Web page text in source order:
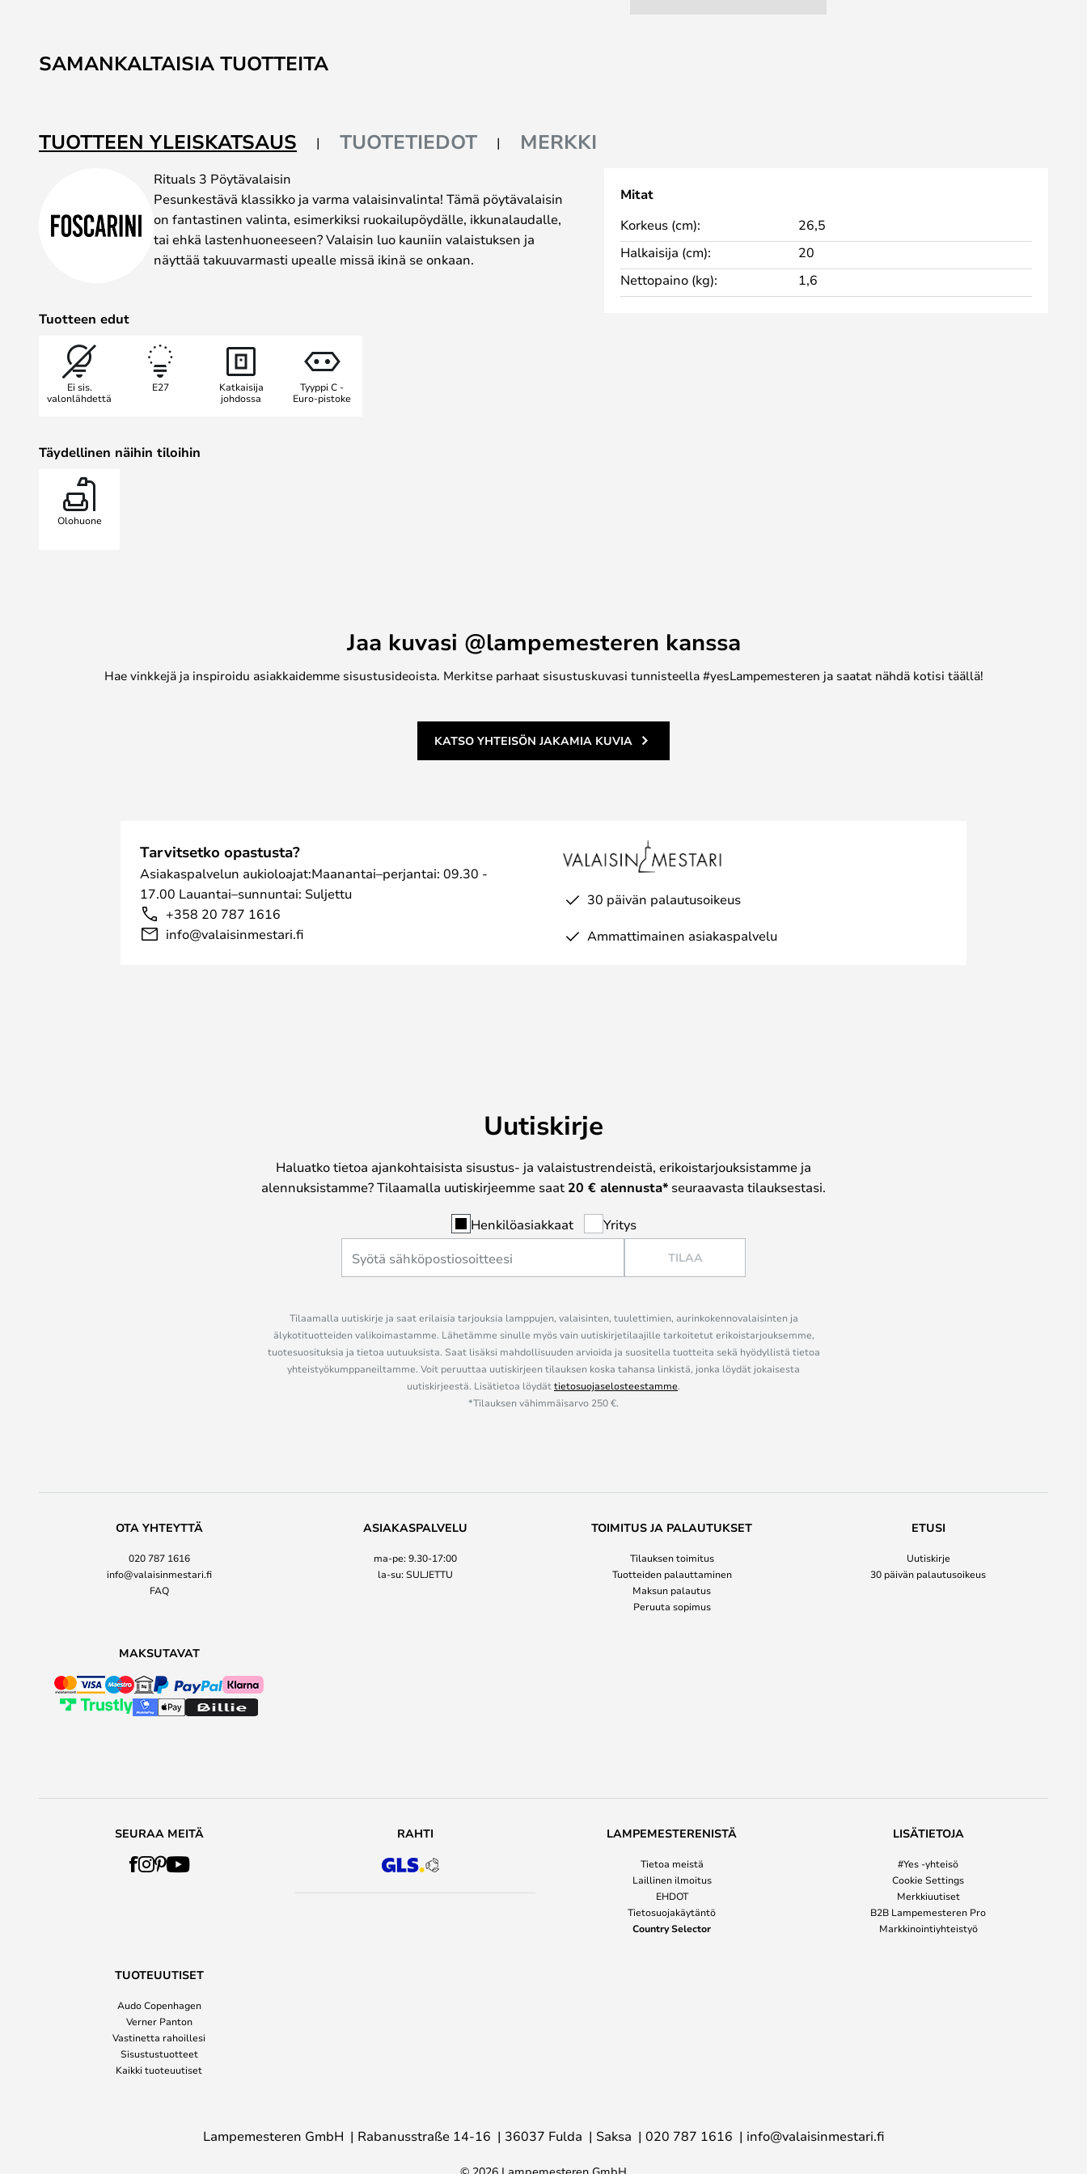
SAMANKALTAISIA TUOTTEITA
TUOTTEEN YLEISKATSAUS TUOTETIEDOT MERKKI
Rituals 3 Pöytävalaisin
Pesunkestävä klassikko ja varma valaisinvalinta! Tämä pöytävalaisin
on fantastinen valinta, esimerkiksi ruokailupöydälle, ikkunalaudalle,
tai ehkä lastenhuoneeseen? Valaisin luo kauniin valaistuksen ja
näyttää takuuvarmasti upealle missä ikinä se onkaan.
Tuotteen edut
Ei sis.
valonlähdettä
E27
Katkaisija
johdossa
Tyyppi C -
Euro-pistoke
Täydellinen näihin tiloihin
Olohuone
Mitat
Korkeus (cm):
26,5
Halkaisija (cm):
20
Nettopaino (kg):
1,6
Jaa kuvasi @lampemesteren kanssa
Hae vinkkejä ja inspiroidu asiakkaidemme sisustusideoista. Merkitse parhaat sisustuskuvasi tunnisteella #yesLampemesteren ja saatat nähdä kotisi täällä!
KATSO YHTEISÖN JAKAMIA KUVIA
Tarvitsetko opastusta?
Asiakaspalvelun aukioloajat:Maanantai–perjantai: 09.30 -
17.00 Lauantai–sunnuntai: Suljettu
+358 20 787 1616
info@valaisinmestari.fi
30 päivän palautusoikeus
Ammattimainen asiakaspalvelu
Uutiskirje
Haluatko tietoa ajankohtaisista sisustus- ja valaistustrendeistä, erikoistarjouksistamme ja
alennuksistamme? Tilaamalla uutiskirjeemme saat 20 € alennusta* seuraavasta tilauksestasi.
Henkilöasiakkaat Yritys
TILAA
Tilaamalla uutiskirje ja saat erilaisia tarjouksia lamppujen, valaisinten, tuulettimien, aurinkokennovalaisinten ja
älykotituotteiden valikoimastamme. Lähetämme sinulle myös vain uutiskirjetilaajille tarkoitetut erikoistarjouksemme,
tuotesuosituksia ja tietoa uutuuksista. Saat lisäksi mahdollisuuden arvioida ja suositella tuotteita sekä hyödyllistä tietoa
yhteistyökumppaneiltamme. Voit peruuttaa uutiskirjeen tilauksen koska tahansa linkistä, jonka löydät jokaisesta
uutiskirjeestä. Lisätietoa löydättietosuojaselosteestamme.
*Tilauksen vähimmäisarvo 250 €.
OTA YHTEYTTÄ
020 787 1616
info@valaisinmestari.fi
FAQ
ASIAKASPALVELU
ma-pe: 9.30-17:00
la-su: SULJETTU
TOIMITUS JA PALAUTUKSET
Tilauksen toimitus
Tuotteiden palauttaminen
Maksun palautus
Peruuta sopimus
ETUSI
Uutiskirje
30 päivän palautusoikeus
MAKSUTAVAT
SEURAA MEITÄ RAHTI LAMPEMESTERENISTÄ
Tietoa meistä
Laillinen ilmoitus
EHDOT
Tietosuojakäytäntö
Country Selector
LISÄTIETOJA
#Yes -yhteisö
Cookie Settings
Merkkiuutiset
B2B Lampemesteren Pro
Markkinointiyhteistyö
TUOTEUUTISET
Audo Copenhagen
Verner Panton
Vastinetta rahoillesi
Sisustustuotteet
Kaikki tuoteuutiset
Lampemesteren GmbH Rabanusstraße 14-16 36037 Fulda Saksa 020 787 1616 info@valaisinmestari.fi